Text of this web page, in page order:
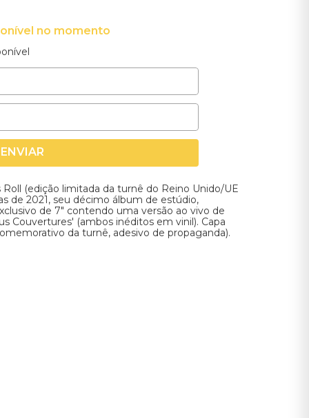
no momento
ENVIAR
(edição limitada da turnê do Reino Unido/UE
de 2021, seu décimo álbum de estúdio,
de 7" contendo uma versão ao vivo de
Couvertures' (ambos inéditos em vinil). Capa
da turnê, adesivo de propaganda).